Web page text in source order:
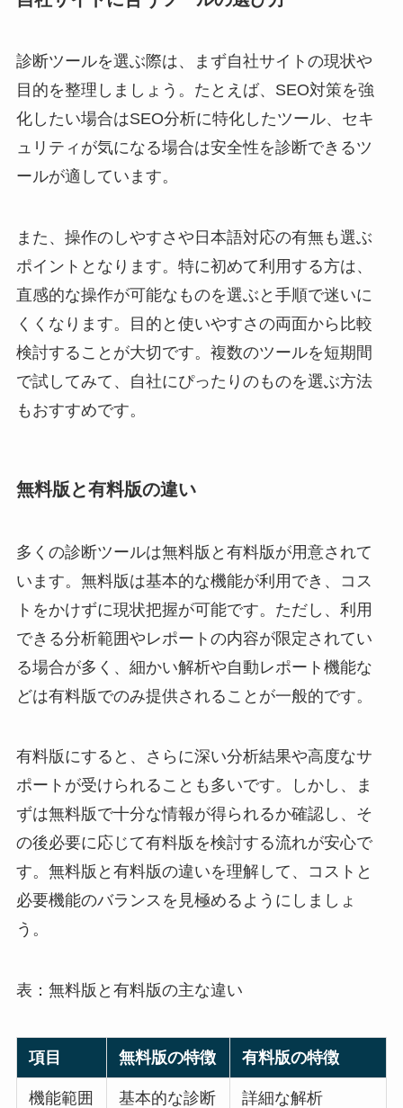
診断ツールを選ぶ際は、まず自社サイトの現状や
目的を整理しましょう。たとえば、SEO対策を強
化したい場合はSEO分析に特化したツール、セキ
ュリティが気になる場合は安全性を診断できるツ
ールが適しています。
また、操作のしやすさや日本語対応の有無も選ぶ
ポイントとなります。特に初めて利用する方は、
直感的な操作が可能なものを選ぶと手順で迷いに
くくなります。目的と使いやすさの両面から比較
検討することが大切です。複数のツールを短期間
で試してみて、自社にぴったりのものを選ぶ方法
もおすすめです。
無料版と有料版の違い
多くの診断ツールは無料版と有料版が用意されて
います。無料版は基本的な機能が利用でき、コス
トをかけずに現状把握が可能です。ただし、利用
できる分析範囲やレポートの内容が限定されてい
る場合が多く、細かい解析や自動レポート機能な
どは有料版でのみ提供されることが一般的です。
有料版にすると、さらに深い分析結果や高度なサ
ポートが受けられることも多いです。しかし、ま
ずは無料版で十分な情報が得られるか確認し、そ
の後必要に応じて有料版を検討する流れが安心で
す。無料版と有料版の違いを理解して、コストと
必要機能のバランスを見極めるようにしましょ
う。
表：無料版と有料版の主な違い
項目 無料版の特徴 有料版の特徴
機能範囲 基本的な診断 詳細な解析